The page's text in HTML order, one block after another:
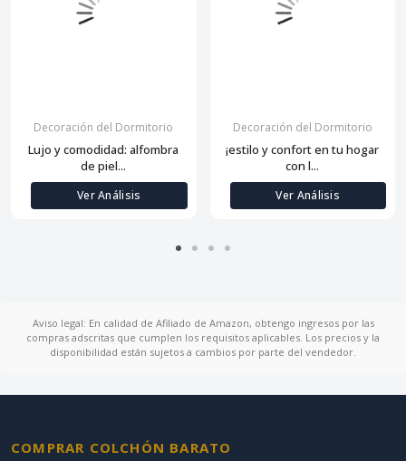
Decoración del Dormitorio
Lujo y comodidad: alfombra
de piel...
Ver Análisis
Decoración del Dormitorio
¡estilo y confort en tu hogar
con l...
Ver Análisis
Aviso legal: En calidad de Afiliado de Amazon, obtengo ingresos por las
compras adscritas que cumplen los requisitos aplicables. Los precios y la
disponibilidad están sujetos a cambios por parte del vendedor.
COMPRAR COLCHÓN BARATO